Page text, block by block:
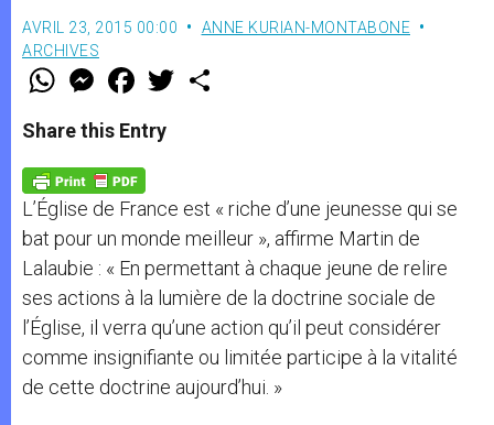
AVRIL 23, 2015 00:00
ANNE KURIAN-MONTABONE
ARCHIVES
W
t
s
p
p
M
e
s
e
g
e
r
F
a
e
b
o
k
w
Share this Entry
L’Église de France est « riche d’une jeunesse qui se
bat pour un monde meilleur », affirme Martin de
Lalaubie : « En permettant à chaque jeune de relire
ses actions à la lumière de la doctrine sociale de
l’Église, il verra qu’une action qu’il peut considérer
comme insignifiante ou limitée participe à la vitalité
de cette doctrine aujourd’hui. »